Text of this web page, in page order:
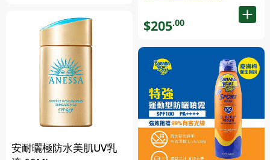
安耐曬極防水美肌UV乳
$205.00